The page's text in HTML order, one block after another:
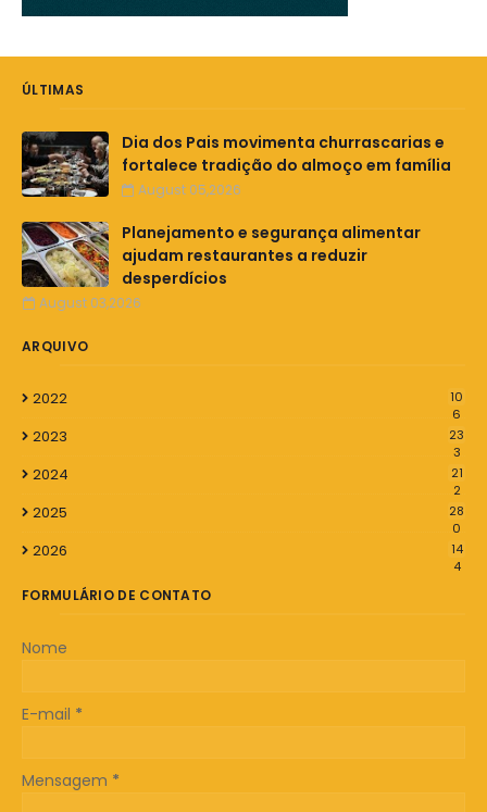
ÚLTIMAS
Dia dos Pais movimenta churrascarias e
fortalece tradição do almoço em família
August 05,2026
Planejamento e segurança alimentar
ajudam restaurantes a reduzir
desperdícios
August 03,2026
ARQUIVO
2022
10
6
2023
23
3
2024
21
2
2025
28
0
2026
14
4
FORMULÁRIO DE CONTATO
Nome
E-mail *
Mensagem *